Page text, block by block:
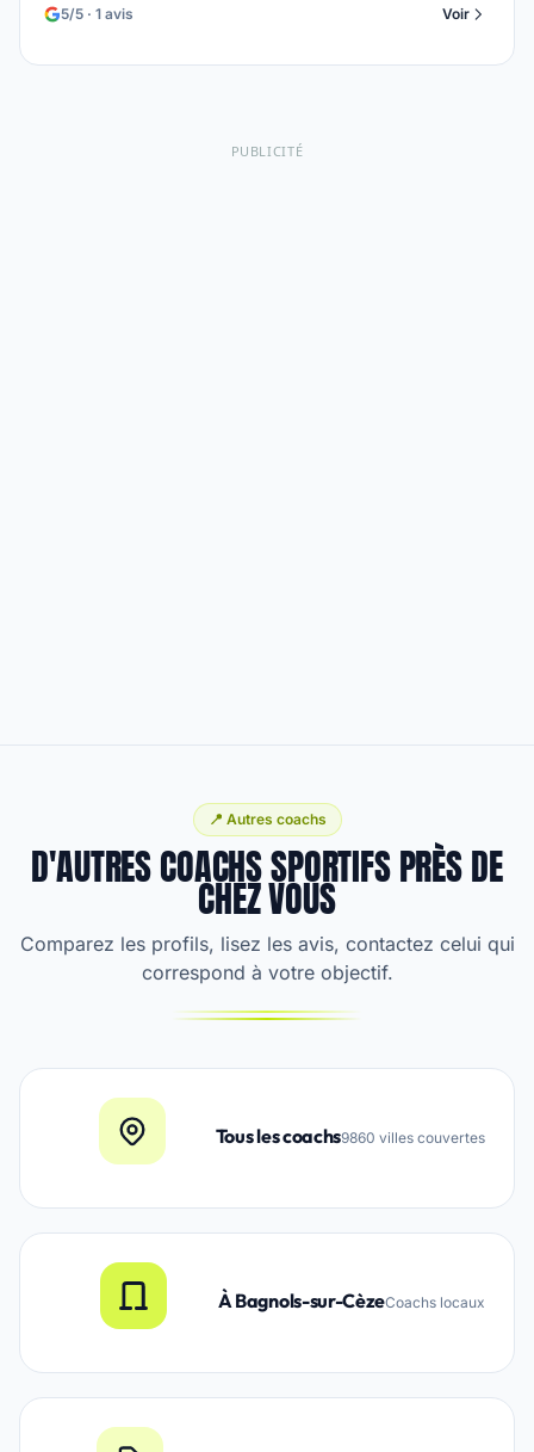
5/5 · 1 avis Voir
PUBLICITÉ
📍 Autres coachs
D'AUTRES COACHS SPORTIFS PRÈS DE
CHEZ VOUS
Comparez les profils, lisez les avis, contactez celui qui
correspond à votre objectif.
Tous les coachs9860 villes couvertes
À Bagnols-sur-CèzeCoachs locaux